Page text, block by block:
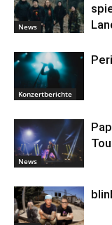
News
Konzertberichte
News